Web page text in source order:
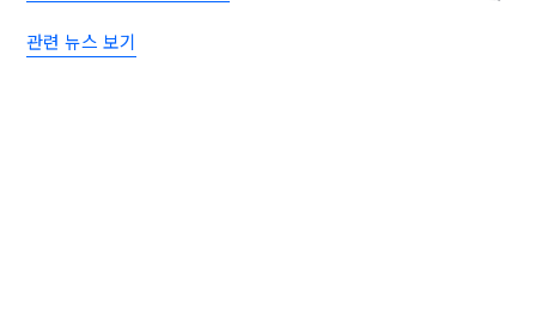
관련 뉴스 보기